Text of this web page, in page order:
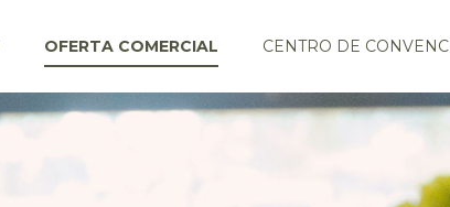
OFERTA COMERCIAL CENTRO DE